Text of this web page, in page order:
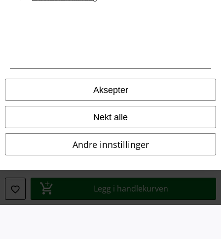
Aksepter
Nekt alle
Andre innstillinger
Legg i handlekurven
Impressum
Konfidensialitetserklæring
Innstillinger for cookies
Angre bestilling